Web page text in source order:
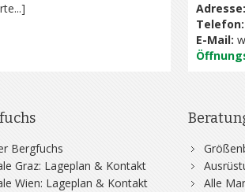
]
Adresse:
Telefon:
E-Mail:
Bergfuchs
Graz: Lageplan & Kontakt
Wien: Lageplan & Kontakt
Alle